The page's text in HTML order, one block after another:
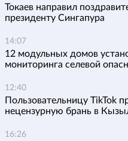
Токаев направил
президенту Сингапура
14:07
12 модульных домов
мониторинга селевой
12:40
Пользовательницу TikTok
нецензурную брань в
16:26